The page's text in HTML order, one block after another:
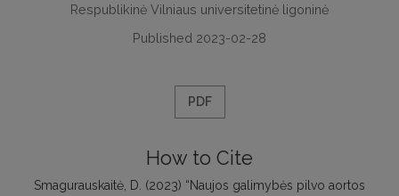
Respublikinė Vilniaus universitetinė ligoninė
Published 2023-02-28
PDF
How to Cite
Smagurauskaitė, D. (2023) “Naujos galimybės pilvo aortos